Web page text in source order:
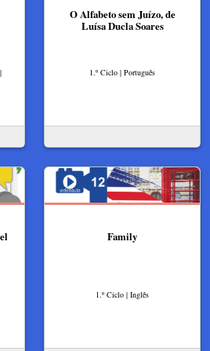
O Alfabeto sem Juízo, de
Luísa Ducla Soares
1.º Ciclo | Português
Family
1.º Ciclo | Inglês